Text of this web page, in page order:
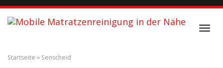
S
T
Startseite » Senscheid